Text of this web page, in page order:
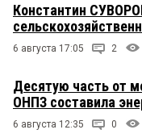
Константин
6 августа 17:05 2
Десятую часть от
ОНПЗ составила
6 августа 12:35 0